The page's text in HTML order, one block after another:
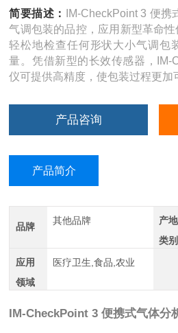
简要描述：
IM-CheckPoint 3 便携式
气调包装的品控，应用新型革命
轻松地检查任何形状大小气调包
量。凭借新型的长效传感器，
仪可提供高精度，使包装过程更加可靠
产品咨询
产品简介
品牌
其他品牌
产地
类别
应用
领域
医疗卫生,食品,农业
IM-CheckPoint 3 便携式气体分析